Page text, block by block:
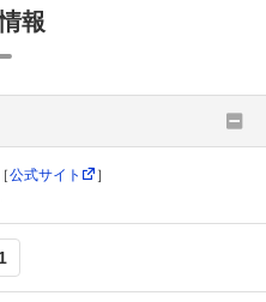
報
公式サイト ］